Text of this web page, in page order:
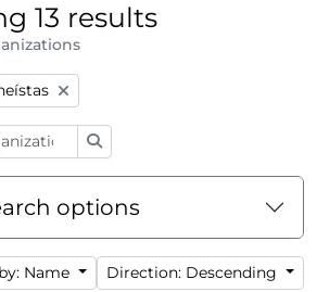
13 results
filter:
options
Name Direction: Descending